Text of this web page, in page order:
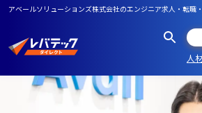
アベールソリューションズ株式会社のエンジニア求人・転
人